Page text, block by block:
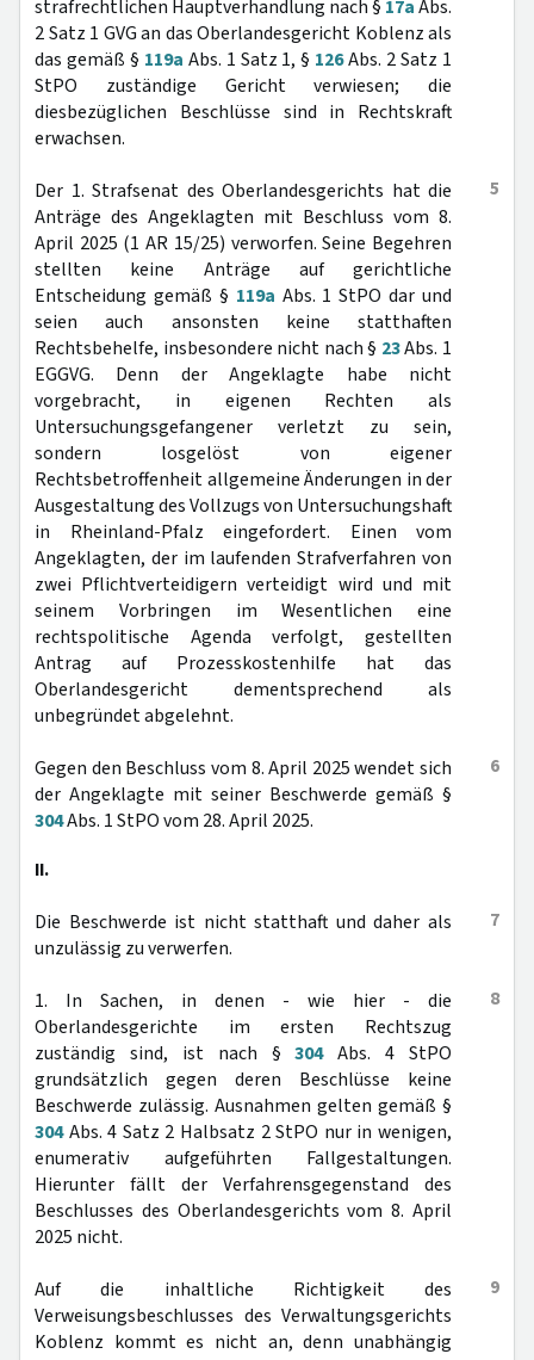
strafrechtlichen Hauptverhandlung nach § 17aAbs.
2 Satz 1 GVG an das Oberlandesgericht Koblenz als
das gemäß § 119a Abs. 1 Satz 1, § 126Abs. 2 Satz 1
StPO zuständige Gericht verwiesen; die
diesbezüglichen Beschlüsse sind in Rechtskraft
erwachsen.
5
Der 1. Strafsenat des Oberlandesgerichts hat die
Anträge des Angeklagten mit Beschluss vom 8.
April 2025 (1 AR 15/25) verworfen. Seine Begehren
stellten keine Anträge auf gerichtliche
Entscheidung gemäß § 119a Abs. 1 StPO dar und
seien auch ansonsten keine statthaften
Rechtsbehelfe, insbesondere nicht nach § 23Abs. 1
EGGVG. Denn der Angeklagte habe nicht
vorgebracht, in eigenen Rechten als
Untersuchungsgefangener verletzt zu sein,
sondern losgelöst von eigener
Rechtsbetroffenheit allgemeine Änderungen in der
Ausgestaltung des Vollzugs von Untersuchungshaft
in Rheinland-Pfalz eingefordert. Einen vom
Angeklagten, der im laufenden Strafverfahren von
zwei Pflichtverteidigern verteidigt wird und mit
seinem Vorbringen im Wesentlichen eine
rechtspolitische Agenda verfolgt, gestellten
Antrag auf Prozesskostenhilfe hat das
Oberlandesgericht dementsprechend als
unbegründet abgelehnt.
6
Gegen den Beschluss vom 8. April 2025 wendet sich
der Angeklagte mit seiner Beschwerde gemäß §
304Abs. 1 StPO vom 28. April 2025.
II.
7
Die Beschwerde ist nicht statthaft und daher als
unzulässig zu verwerfen.
8
1. In Sachen, in denen - wie hier - die
Oberlandesgerichte im ersten Rechtszug
zuständig sind, ist nach §304Abs. 4 StPO
grundsätzlich gegen deren Beschlüsse keine
Beschwerde zulässig. Ausnahmen gelten gemäß §
304Abs. 4 Satz 2 Halbsatz 2 StPO nur in wenigen,
enumerativ aufgeführten Fallgestaltungen.
Hierunter fällt der Verfahrensgegenstand des
Beschlusses des Oberlandesgerichts vom 8. April
2025 nicht.
9
Auf die inhaltliche Richtigkeit des
Verweisungsbeschlusses des Verwaltungsgerichts
Koblenz kommt es nicht an, denn unabhängig